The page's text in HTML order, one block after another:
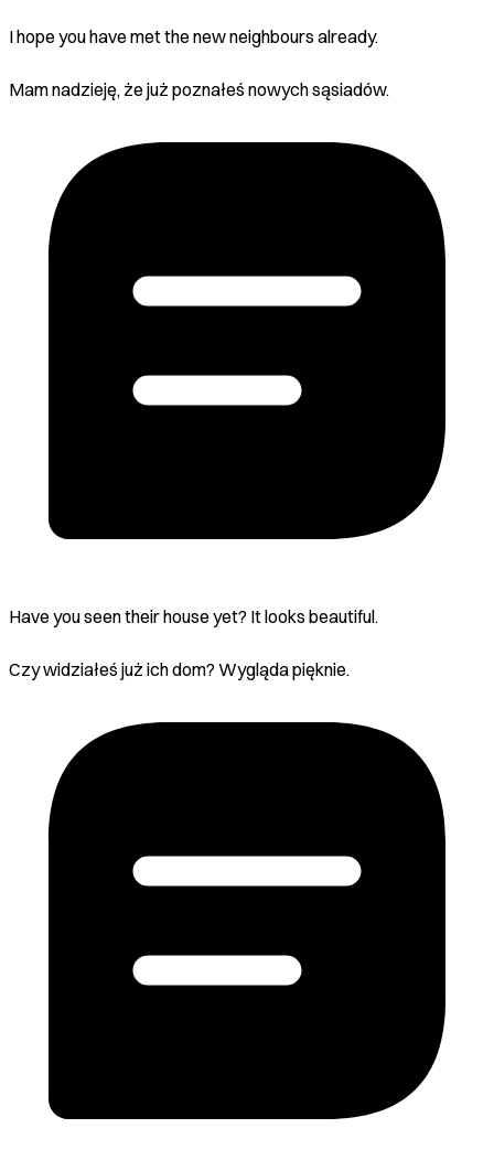
I hope you have met the new neighbours already.
Mam nadzieję, że już poznałeś nowych sąsiadów.
Have you seen their house yet? It looks beautiful.
Czy widziałeś już ich dom? Wygląda pięknie.